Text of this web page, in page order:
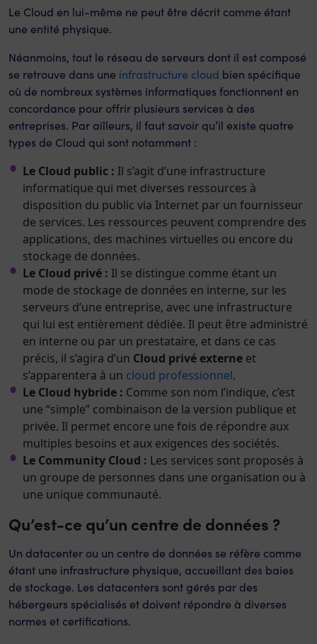
Le Cloud en lui-même ne peut être décrit comme étant
une entité physique.
Néanmoins, tout le réseau de serveurs dont il est composé
se retrouve dans une infrastructure cloud bien spécifique
où de nombreux systèmes informatiques fonctionnent en
concordance pour offrir plusieurs services à des
entreprises. Par ailleurs, il faut savoir qu’il existe quatre
types de Cloud qui sont notamment :
Le Cloud public : Il s’agit d’une infrastructure
informatique qui met diverses ressources à
disposition du public via Internet par un fournisseur
de services. Les ressources peuvent comprendre des
applications, des machines virtuelles ou encore du
stockage de données.
Le Cloud privé : Il se distingue comme étant un
mode de stockage de données en interne, sur les
serveurs d’une entreprise, avec une infrastructure
qui lui est entièrement dédiée. Il peut être administré
en interne ou par un prestataire, et dans ce cas
précis, il s’agira d’un Cloud privé externe et
s’apparentera à un cloud professionnel.
Le Cloud hybride : Comme son nom l’indique, c’est
une “simple” combinaison de la version publique et
privée. Il permet encore une fois de répondre aux
multiples besoins et aux exigences des sociétés.
Le Community Cloud : Les services sont proposés à
un groupe de personnes dans une organisation ou à
une unique communauté.
Qu’est-ce qu’un centre de données ?
Un datacenter ou un centre de données se réfère comme
étant une infrastructure physique, accueillant des baies
de stockage. Les datacenters sont gérés par des
hébergeurs spécialisés et doivent répondre à diverses
normes et certifications.